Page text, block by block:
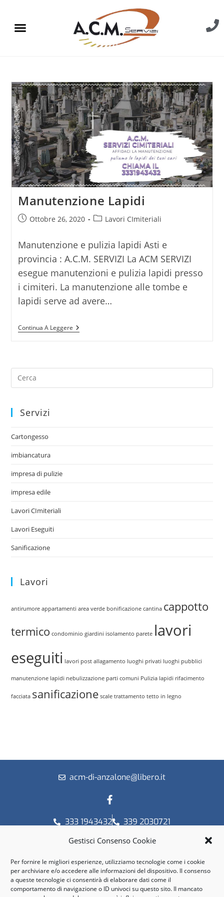
Gestisci Consenso Cookie
Per fornire le migliori esperienze, utilizziamo tecnologie come i cookie
per archiviare e/o accedere alle informazioni del dispositivo. Il consenso
a queste tecnologie ci consentirà di elaborare dati come il
comportamento di navigazione o ID univoci su questo sito. Il mancato
Manutenzione Lapidi
Ottobre 26, 2020 Lavori CImiteriali
Manutenzione e pulizia lapidi Asti e
provincia : A.C.M. SERVIZI La ACM SERVIZI
esegue manutenzioni e pulizia lapidi presso
i cimiteri. La manutenzione alle tombe e
lapidi serve ad avere…
Continua A Leggere
Servizi
Cartongesso
imbiancatura
impresa di pulizie
impresa edile
Lavori CImiteriali
Lavori Eseguiti
Sanificazione
Lavori
antirumore appartamenti area verde bonificazione cantina cappotto
termico condominio giardini isolamento parete lavori
eseguiti lavori post allagamento luoghi privati luoghi pubblici
manutenzione lapidi nebulizzazione parti comuni Pulizia lapidi rifacimento
facciata sanificazione scale trattamento tetto in legno
acm-di-anzalone@libero.it
333 1943432
339 2030721
A.C.M. di Anzalone Maurizio
P.I. 01475430052
Orari